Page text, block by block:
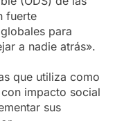
fuerte
para
a nadie atrás».
que utiliza como
impacto social
sus